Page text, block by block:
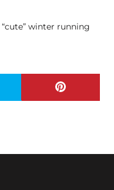
winter running